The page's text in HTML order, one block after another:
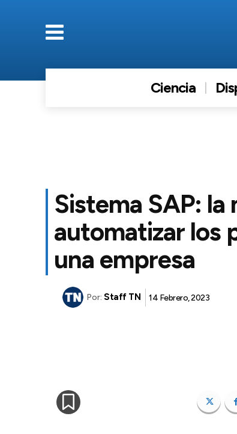
Ciencia
Sistema SAP:
automatizar los
una empresa
Por: Staff TN 14 Febrero, 2023